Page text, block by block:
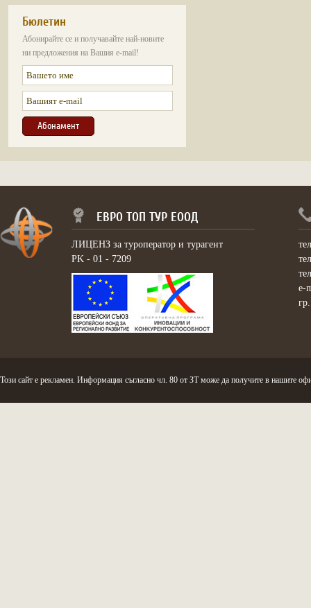
Бюлетин
Абонирайте се и получавайте най-новите
ни предложения на Вашия e-mail!
ЕВРО ТОП ТУР ЕООД
ЛИЦЕНЗ за туроператор и турагент
PK - 01 - 7209
e-
Този сайт е рекламен. Информация съгласно чл. 80 от ЗТ може да получите в нашите